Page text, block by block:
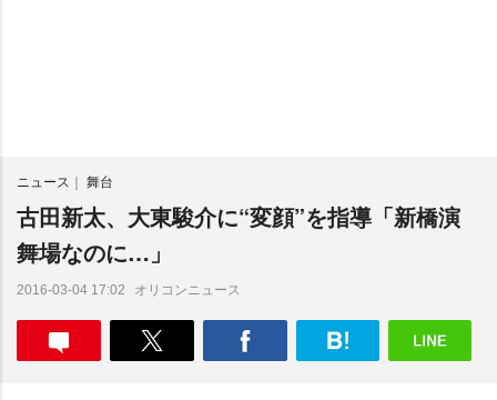
ニュース 舞台
古田新太、大東駿介に“変顔”を指導「新橋演
舞場なのに…」
2016-03-04 17:02 オリコンニュース